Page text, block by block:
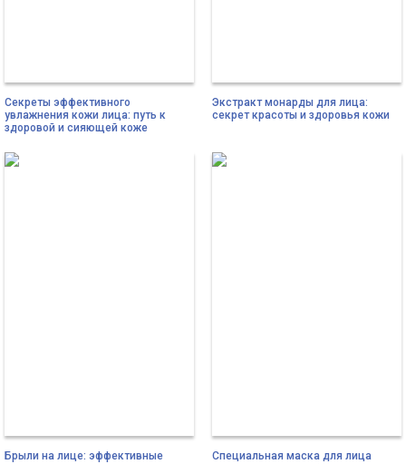
Секреты эффективного
увлажнения кожи лица: путь к
здоровой и сияющей коже
Экстракт монарды для лица:
секрет красоты и здоровья кожи
Брыли на лице: эффективные
Специальная маска для лица